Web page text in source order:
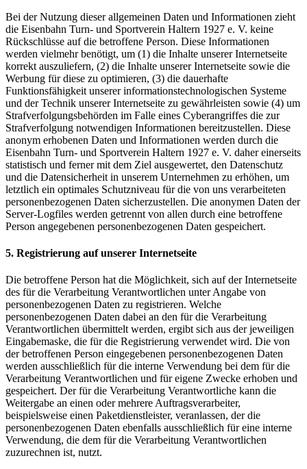
Bei der Nutzung dieser allgemeinen Daten und Informationen zieht
die Eisenbahn Turn- und Sportverein Haltern 1927 e. V. keine
Rückschlüsse auf die betroffene Person. Diese Informationen
werden vielmehr benötigt, um (1) die Inhalte unserer Internetseite
korrekt auszuliefern, (2) die Inhalte unserer Internetseite sowie die
Werbung für diese zu optimieren, (3) die dauerhafte
Funktionsfähigkeit unserer informationstechnologischen Systeme
und der Technik unserer Internetseite zu gewährleisten sowie (4) um
Strafverfolgungsbehörden im Falle eines Cyberangriffes die zur
Strafverfolgung notwendigen Informationen bereitzustellen. Diese
anonym erhobenen Daten und Informationen werden durch die
Eisenbahn Turn- und Sportverein Haltern 1927 e. V. daher einerseits
statistisch und ferner mit dem Ziel ausgewertet, den Datenschutz
und die Datensicherheit in unserem Unternehmen zu erhöhen, um
letztlich ein optimales Schutzniveau für die von uns verarbeiteten
personenbezogenen Daten sicherzustellen. Die anonymen Daten der
Server-Logfiles werden getrennt von allen durch eine betroffene
Person angegebenen personenbezogenen Daten gespeichert.
5. Registrierung auf unserer Internetseite
Die betroffene Person hat die Möglichkeit, sich auf der Internetseite
des für die Verarbeitung Verantwortlichen unter Angabe von
personenbezogenen Daten zu registrieren. Welche
personenbezogenen Daten dabei an den für die Verarbeitung
Verantwortlichen übermittelt werden, ergibt sich aus der jeweiligen
Eingabemaske, die für die Registrierung verwendet wird. Die von
der betroffenen Person eingegebenen personenbezogenen Daten
werden ausschließlich für die interne Verwendung bei dem für die
Verarbeitung Verantwortlichen und für eigene Zwecke erhoben und
gespeichert. Der für die Verarbeitung Verantwortliche kann die
Weitergabe an einen oder mehrere Auftragsverarbeiter,
beispielsweise einen Paketdienstleister, veranlassen, der die
personenbezogenen Daten ebenfalls ausschließlich für eine interne
Verwendung, die dem für die Verarbeitung Verantwortlichen
zuzurechnen ist, nutzt.